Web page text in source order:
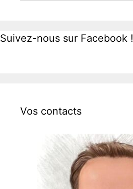
Suivez-nous sur Facebook !
Vos contacts